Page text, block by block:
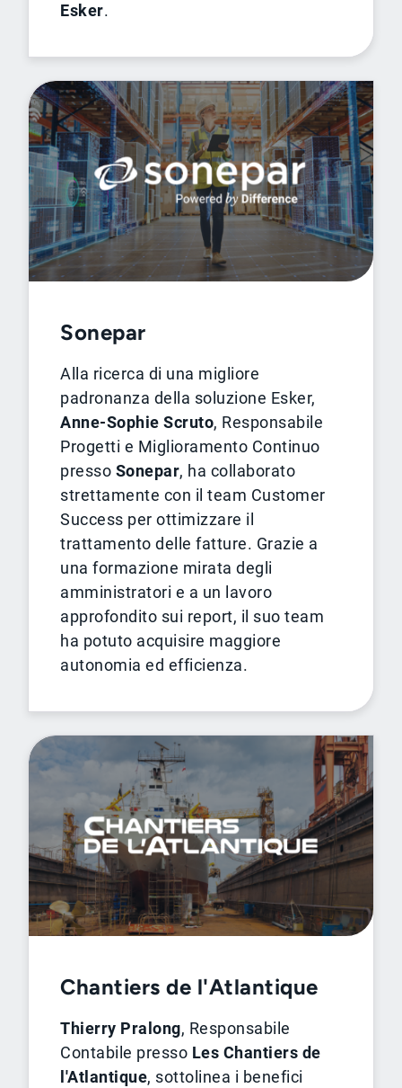
Esker.
Sonepar
Alla ricerca di una migliore
padronanza della soluzione Esker,
Anne-Sophie Scruto, Responsabile
Progetti e Miglioramento Continuo
presso Sonepar, ha collaborato
strettamente con il team Customer
Success per ottimizzare il
trattamento delle fatture. Grazie a
una formazione mirata degli
amministratori e a un lavoro
approfondito sui report, il suo team
ha potuto acquisire maggiore
autonomia ed efficienza.
Chantiers de l'Atlantique
Thierry Pralong, Responsabile
Contabile presso Les Chantiers de
l'Atlantique, sottolinea i benefici